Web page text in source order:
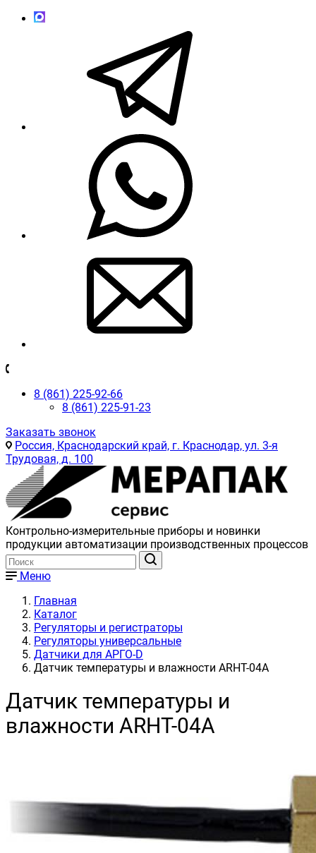
8 (861) 225-92-66
8 (861) 225-91-23
Заказать звонок
Россия, Краснодарский край, г. Краснодар, ул. 3-я
Трудовая, д. 100
Контрольно-измерительные приборы и новинки
продукции автоматизации производственных процессов
Меню
Главная
Каталог
Регуляторы и регистраторы
Регуляторы универсальные
Датчики для АРГО-D
Датчик температуры и влажности ARHT-04A
Датчик температуры и
влажности ARHT-04A